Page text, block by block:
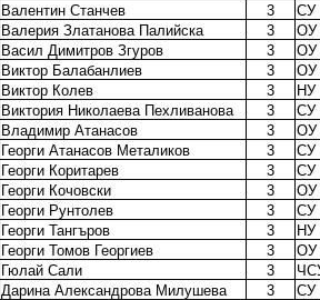
Валентин Станчев
3
СУ
Валерия Златанова Палийска
3
ОУ
Васил Димитров Згуров
3
ОУ
Виктор Балабанлиев
3
ОУ
Виктор Колев
3
НУ
Виктория Николаева Пехливанова
3
СУ
Владимир Атанасов
3
ОУ
Георги Атанасов Металиков
3
СУ
Георги Коритарев
3
СУ
Георги Кочовски
3
ОУ
Георги Рунтолев
3
СУ
Георги Тангъров
3
НУ
Георги Томов Георгиев
3
ОУ
Гюлай Сали
3
Дарина Александрова Милушева
3
СУ